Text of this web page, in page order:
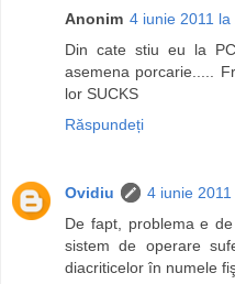
Anonim 4 iunie 2011 la
Din cate stiu eu la
asemena porcarie.....
lor SUCKS
Răspundeți
Ovidiu
4 iunie
De fapt, problema e
sistem de operare
diacriticelor în numele